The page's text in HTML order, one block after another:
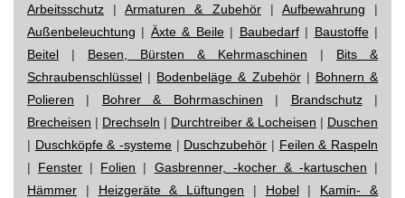
Arbeitsschutz |Armaturen & Zubehör| Aufbewahrung |
Außenbeleuchtung | Äxte & Beile| Baubedarf| Baustoffe|
Beitel | Besen, Bürsten & Kehrmaschinen | Bits &
Schraubenschlüssel | Bodenbeläge & Zubehör| Bohnern &
Polieren | Bohrer & Bohrmaschinen | Brandschutz|
Brecheisen | Drechseln | Durchtreiber & Locheisen | Duschen
| Duschköpfe & -systeme | Duschzubehör | Feilen & Raspeln
| Fenster | Folien | Gasbrenner, -kocher & -kartuschen |
Hämmer | Heizgeräte & Lüftungen | Hobel| Kamin- &